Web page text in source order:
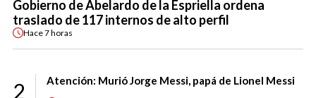
Gobierno de Abelardo de la Espriella ordena
traslado de 117 internos de alto perfil
Hace7 horas
2 Atención: Murió Jorge Messi, papá de Lionel Messi